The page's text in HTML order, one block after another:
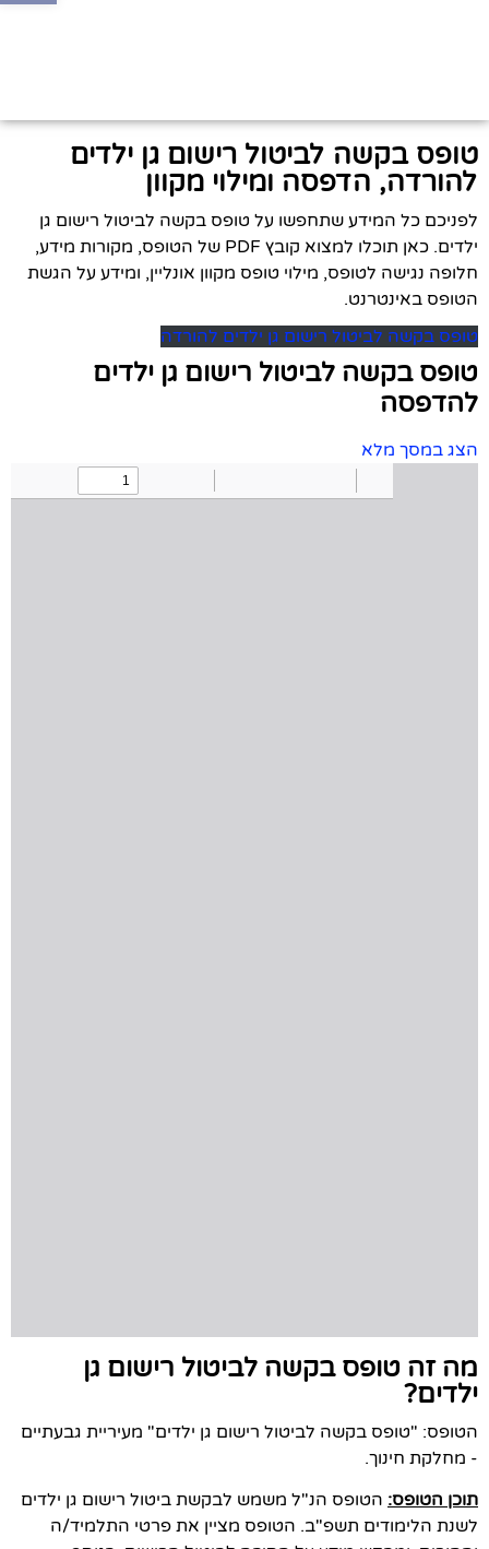
טופס בקשה לביטול רישום גן ילדים
להורדה, הדפסה ומילוי מקוון
לפניכם כל המידע שתחפשו על טופס בקשה לביטול רישום גן
ילדים. כאן תוכלו למצוא קובץ PDF של הטופס, מקורות מידע,
חלופה נגישה לטופס, מילוי טופס מקוון אונליין, ומידע על הגשת
הטופס באינטרנט.
טופס בקשה לביטול רישום גן ילדים להורדה
טופס בקשה לביטול רישום גן ילדים
להדפסה
הצג במסך מלא
מה זה טופס בקשה לביטול רישום גן
ילדים?
הטופס: "טופס בקשה לביטול רישום גן ילדים" מעיריית גבעתיים
- מחלקת חינוך.
תוכן הטופס: הטופס הנ"ל משמש לבקשת ביטול רישום גן ילדים
לשנת הלימודים תשפ"ב. הטופס מציין את פרטי התלמיד/ה